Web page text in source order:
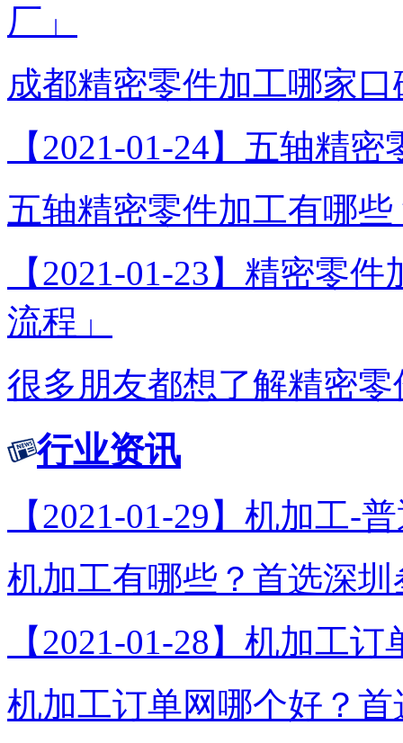
厂」
成都精密零件加工哪家
【2021-01-24】五轴精
五轴精密零件加工有哪
【2021-01-23】精密零
流程」
很多朋友都想了解精密
行业资讯
【2021-01-29】机加工-
机加工有哪些？首选深
【2021-01-28】机加工
机加工订单网哪个好？